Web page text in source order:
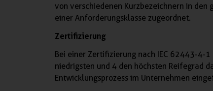
von verschiedenen Kurzbezeichnern in
einer Anforderungsklasse zugeordnet.
Zertifizierung
Bei einer Zertifizierung nach IEC 62443-4-
niedrigsten und 4 den höchsten Reifegrad
Entwicklungsprozess im Unternehmen